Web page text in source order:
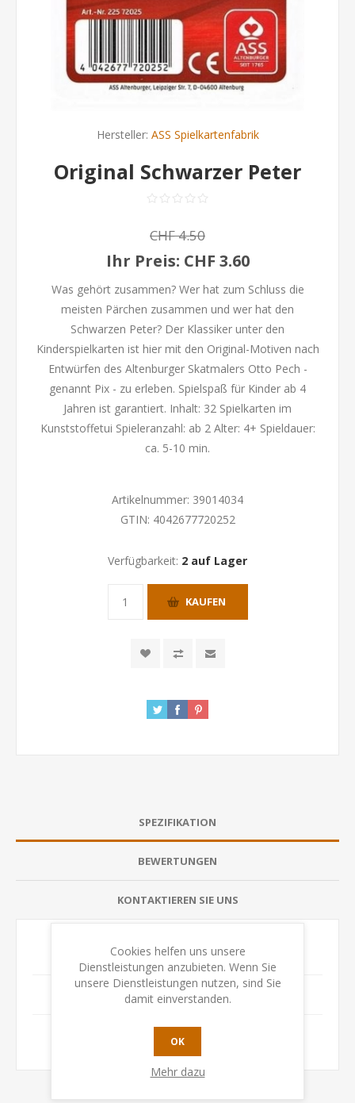
Hersteller: ASS Spielkartenfabrik
Original Schwarzer Peter
CHF 4.50
Ihr Preis: CHF 3.60
Was gehört zusammen? Wer hat zum Schluss die
meisten Pärchen zusammen und wer hat den
Schwarzen Peter? Der Klassiker unter den
Kinderspielkarten ist hier mit den Original-Motiven nach
Entwürfen des Altenburger Skatmalers Otto Pech -
genannt Pix - zu erleben. Spielspaß für Kinder ab 4
Jahren ist garantiert. Inhalt: 32 Spielkarten im
Kunststoffetui Spieleranzahl: ab 2 Alter: 4+ Spieldauer:
ca. 5-10 min.
Artikelnummer: 39014034
GTIN: 4042677720252
Verfügbarkeit: 2 auf Lager
KAUFEN
SPEZIFIKATION
BEWERTUNGEN
KONTAKTIEREN SIE UNS
Alter ab 4 Jahren
Anzahl Spieler
Cookies helfen uns unsere
Dienstleistungen anzubieten. Wenn Sie
unsere Dienstleistungen nutzen, sind Sie
damit einverstanden.
OK
Mehr dazu